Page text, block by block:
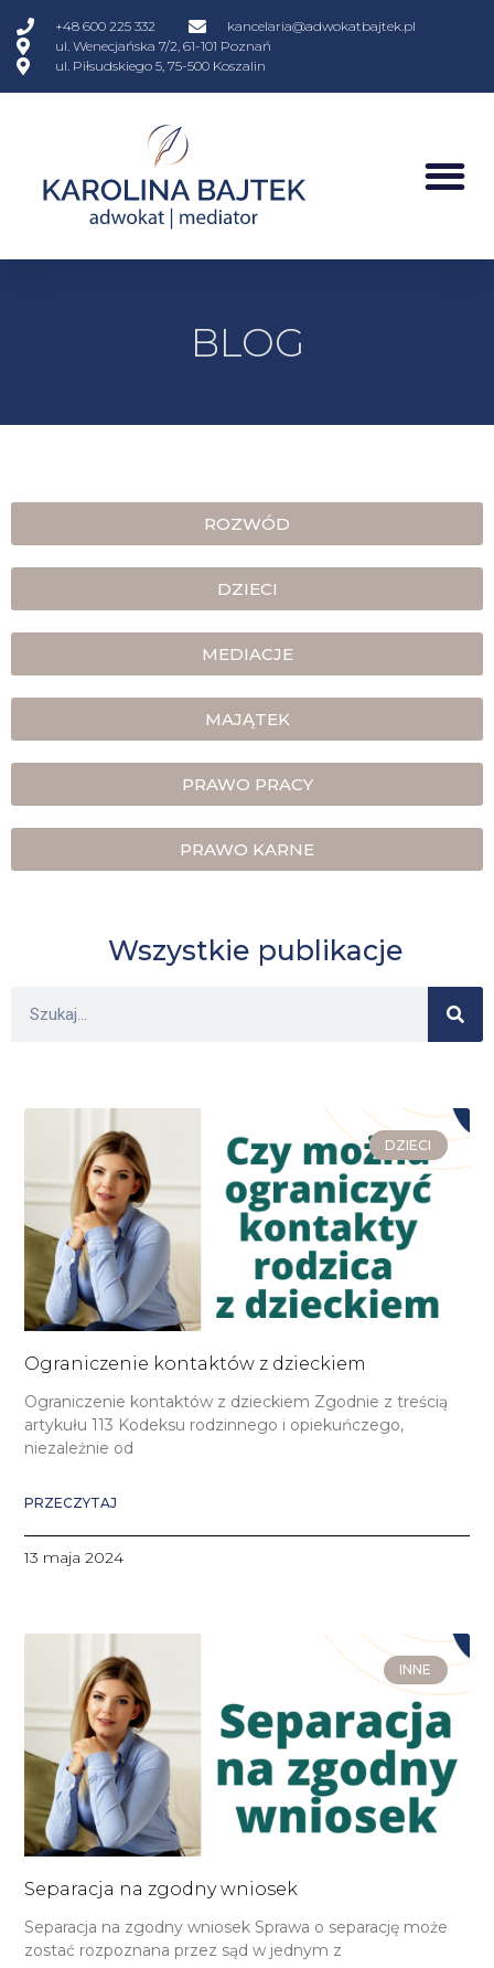
+48 600 225 332
kancelaria@adwokatbajtek.pl
ul. Wenecjańska 7/2, 61-101 Poznań
ul. Piłsudskiego 5, 75-500 Koszalin
BLOG
ROZWÓD
DZIECI
MEDIACJE
MAJĄTEK
PRAWO PRACY
PRAWO KARNE
Wszystkie publikacje
DZIECI
Ograniczenie kontaktów z dzieckiem
Ograniczenie kontaktów z dzieckiem Zgodnie z treścią
artykułu 113 Kodeksu rodzinnego i opiekuńczego,
niezależnie od
PRZECZYTAJ
13 maja 2024
INNE
Separacja na zgodny wniosek
Separacja na zgodny wniosek Sprawa o separację może
zostać rozpoznana przez sąd w jednym z